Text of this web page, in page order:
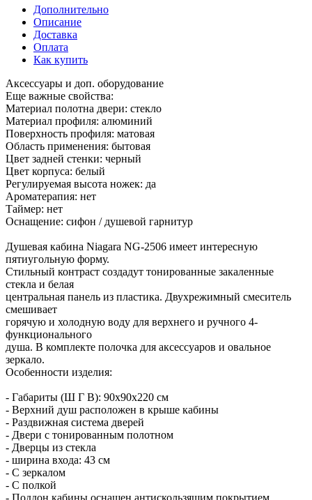
Оплата
Как купить
Аксессуары и доп. оборудование
Еще важные свойства:
Материал профиля: алюминий
Поверхность профиля: матовая
Область применения: бытовая
Цвет задней стенки: черный
Цвет корпуса: белый
Регулируемая высота ножек: да
Ароматерапия: нет
Таймер: нет
Оснащение: сифон / душевой гарнитур
Душевая кабина Niagara NG-2506 имеет интересную
пятиугольную форму.
стекла и белая
центральная панель из пластика. Двухрежимный смеситель
смешивает
горячую и холодную воду для верхнего и ручного 4-
функционального
душа. В комплекте полочка для аксессуаров и овальное
зеркало.
Особенности изделия:
- Габариты (Ш Г В): 90x90x220 см
- Верхний душ расположен в крыше кабины
- Двери с тонированным полотном
- Дверцы из стекла
- ширина входа: 43 см
- С зеркалом
- С полкой
- Поддон кабины оснащен антискользящим покрытием
- глубина поддона: 5 см
- Акриловый поддон
- оснащение: сифон / душевой гарнитур